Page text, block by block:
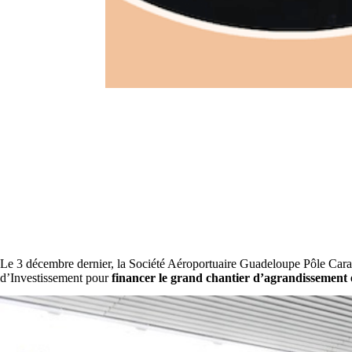
Le 3 décembre dernier, la Société Aéroportuaire Guadeloupe Pôle
d’Investissement pourfinancer le grand chantier